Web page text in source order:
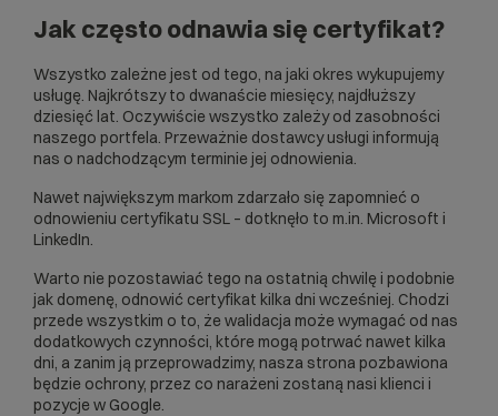
Jak często odnawia się certyfikat?
Wszystko zależne jest od tego, na jaki okres wykupujemy
usługę. Najkrótszy to dwanaście miesięcy, najdłuższy
dziesięć lat. Oczywiście wszystko zależy od zasobności
naszego portfela. Przeważnie dostawcy usługi informują
nas o nadchodzącym terminie jej odnowienia.
Nawet największym markom zdarzało się zapomnieć o
odnowieniu certyfikatu SSL – dotknęło to m.in. Microsoft i
LinkedIn.
Warto nie pozostawiać tego na ostatnią chwilę i podobnie
jak domenę, odnowić certyfikat kilka dni wcześniej. Chodzi
przede wszystkim o to, że walidacja może wymagać od nas
dodatkowych czynności, które mogą potrwać nawet kilka
dni, a zanim ją przeprowadzimy, nasza strona pozbawiona
będzie ochrony, przez co narażeni zostaną nasi klienci i
pozycje w Google.